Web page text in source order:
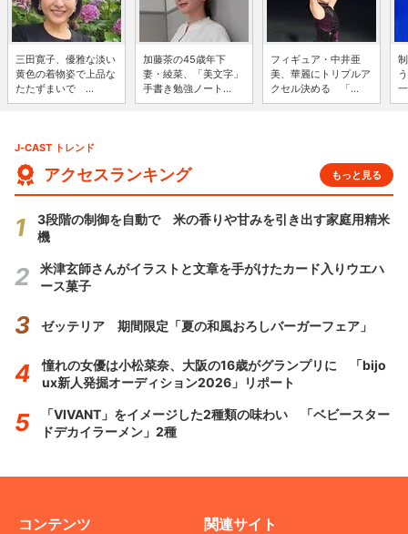
三田寛子、優雅な淡い
黄色の着物姿で上品な
たたずまいで ...
加藤茶の45歳年下
妻・綾菜、「美文字」
手書き勉強ノート...
フィギュア・中井亜
美、華麗にトリプルア
クセル決める 「...
J-CAST トレンド
アクセスランキング もっと見る
3段階の制御を自動で 米の香りや甘みを引き出す家庭用精米
機
米津玄師さんがイラストと文章を手がけたカード入りウエハ
ース菓子
ゼッテリア 期間限定「夏の和風おろしバーガーフェア」
憧れの女優は小松菜奈、大阪の16歳がグランプリに 「bijo
ux新人発掘オーディション2026」リポート
「VIVANT」をイメージした2種類の味わい 「ベビースター
ドデカイラーメン」2種
コンテンツ 関連サイト